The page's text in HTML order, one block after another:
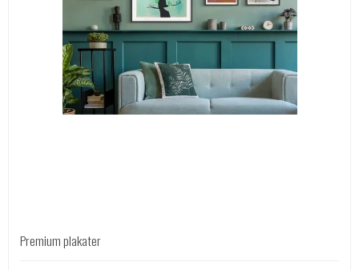
Premium plakater